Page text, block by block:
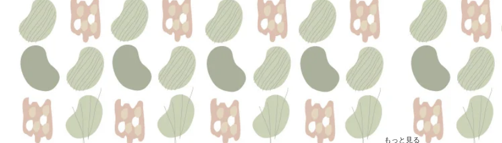
もっと見る